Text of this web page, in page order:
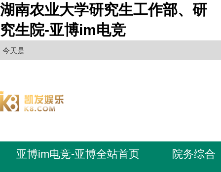
湖南农业大学研究生工作部、研
究生院-亚博im电竞
今天是
亚博im电竞-亚博全站首页 院务综合